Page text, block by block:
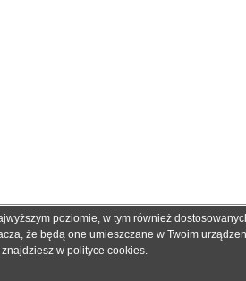
wyłącznie w celach informacyjnych dla określenia
lub błędów, które jednak nie mogą być podstawą
podjęciem decyzji o zakupie.
poziomie, w tym również
że będą one umieszczane w Twoim
w polityce cookies.